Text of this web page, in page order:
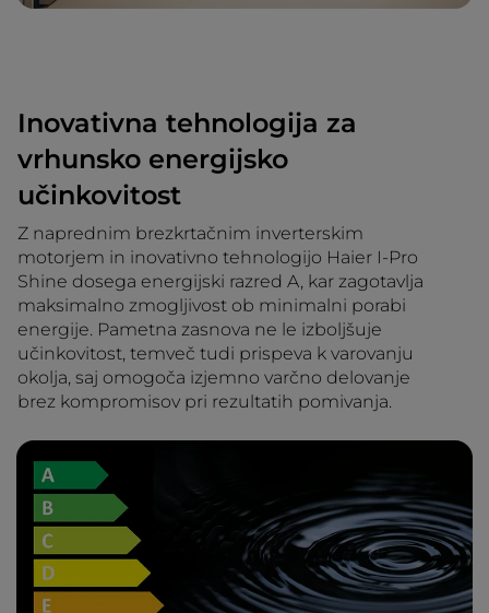
Inovativna tehnologija za
vrhunsko energijsko
učinkovitost
Z naprednim brezkrtačnim inverterskim
motorjem in inovativno tehnologijo Haier I-Pro
Shine dosega energijski razred A, kar zagotavlja
maksimalno zmogljivost ob minimalni porabi
energije. Pametna zasnova ne le izboljšuje
učinkovitost, temveč tudi prispeva k varovanju
okolja, saj omogoča izjemno varčno delovanje
brez kompromisov pri rezultatih pomivanja.